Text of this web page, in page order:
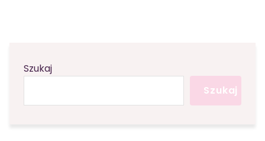
Szukaj
Szukaj